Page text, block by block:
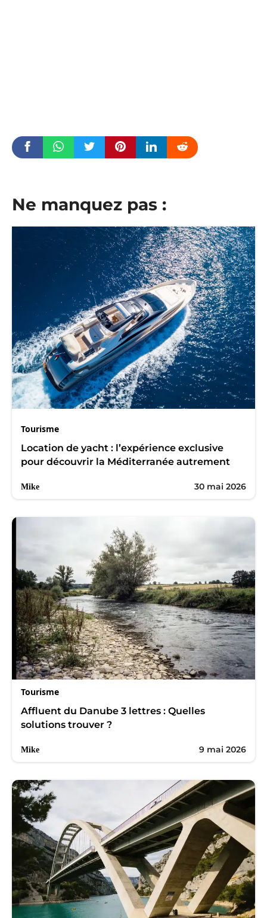
Ne manquez pas :
Tourisme
Location de yacht : l’expérience exclusive
pour découvrir la Méditerranée autrement
Mike 30 mai 2026
Tourisme
Affluent du Danube 3 lettres : Quelles
solutions trouver ?
Mike 9 mai 2026